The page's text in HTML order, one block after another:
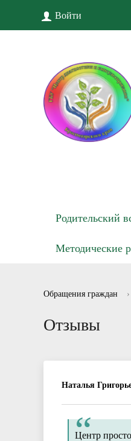
Войти
Родительский
Информационные
Отзывы
Нормативно
Методические
Обращения граждан ›
Отзывы
Наталья
Центр